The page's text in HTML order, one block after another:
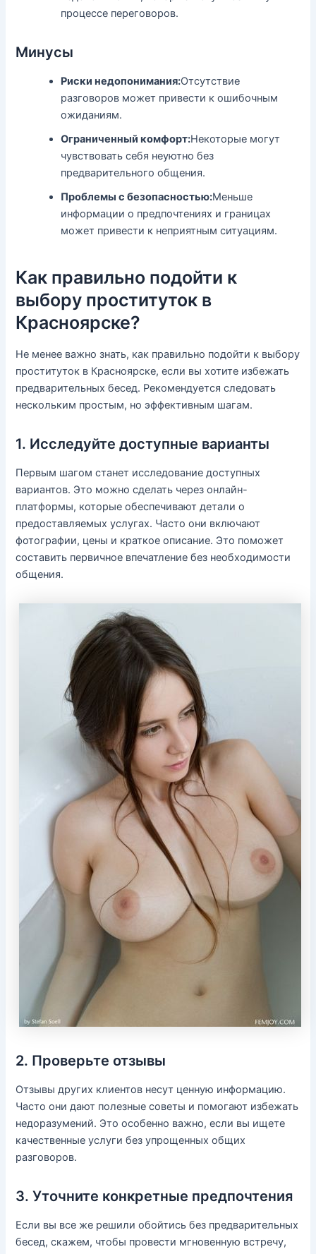
процессе переговоров.
Минусы
Риски недопонимания:Отсутствие
разговоров может привести к ошибочным
ожиданиям.
Ограниченный комфорт:Некоторые могут
чувствовать себя неуютно без
предварительного общения.
Проблемы с безопасностью:Меньше
информации о предпочтениях и границах
может привести к неприятным ситуациям.
Как правильно подойти к
выбору проституток в
Красноярске?
Не менее важно знать, как правильно подойти к выбору
проституток в Красноярске, если вы хотите избежать
предварительных бесед. Рекомендуется следовать
нескольким простым, но эффективным шагам.
1. Исследуйте доступные варианты
Первым шагом станет исследование доступных
вариантов. Это можно сделать через онлайн-
платформы, которые обеспечивают детали о
предоставляемых услугах. Часто они включают
фотографии, цены и краткое описание. Это поможет
составить первичное впечатление без необходимости
общения.
2. Проверьте отзывы
Отзывы других клиентов несут ценную информацию.
Часто они дают полезные советы и помогают избежать
недоразумений. Это особенно важно, если вы ищете
качественные услуги без упрощенных общих
разговоров.
3. Уточните конкретные предпочтения
Если вы все же решили обойтись без предварительных
бесед, скажем, чтобы провести мгновенную встречу,